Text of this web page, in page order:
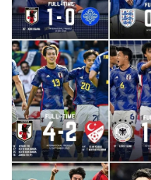
ESPAÑOL
한국어